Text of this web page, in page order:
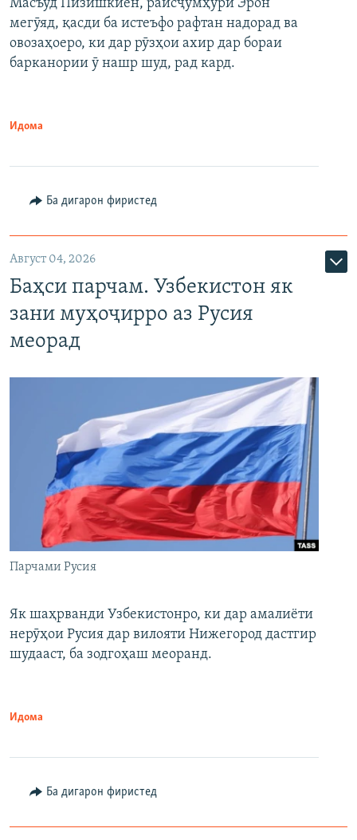
Масъуд Пизишкиён, раисҷумҳури Эрон
мегӯяд, қасди ба истеъфо рафтан надорад ва
овозаҳоеро, ки дар рӯзҳои ахир дар бораи
барканории ӯ нашр шуд, рад кард.
Идома
Ба дигарон фиристед
Август 04, 2026
Баҳси парчам. Узбекистон як
зани муҳоҷирро аз Русия
меорад
Парчами Русия
Як шаҳрванди Узбекистонро, ки дар амалиёти
нерӯҳои Русия дар вилояти Нижегород дастгир
шудааст, ба зодгоҳаш меоранд.
Идома
Ба дигарон фиристед